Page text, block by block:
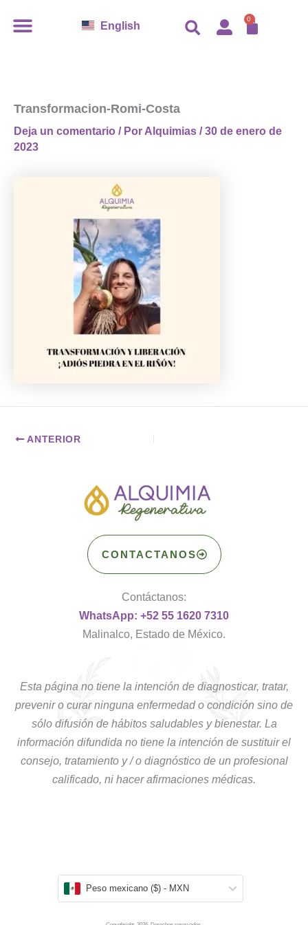
English 0
Transformacion-Romi-Costa
Deja un comentario / Por Alquimias /30 de enero de
2023
ANTERIOR
CONTACTANOS
Contáctanos:
WhatsApp: +52 55 1620 7310
Malinalco, Estado de México.
Esta página no tiene la intención de diagnosticar, tratar,
prevenir o curar ninguna enfermedad o condición sino de
sólo difusión de hábitos saludables y bienestar. La
información difundida no tiene la intención de sustituir el
consejo, tratamiento y / o diagnóstico de un profesional
calificado, ni hacer afirmaciones médicas.
Peso mexicano ($) - MXN